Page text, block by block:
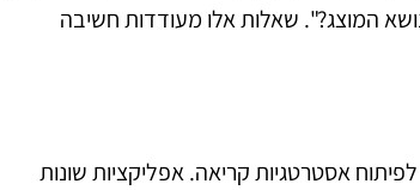
המוצג?". שאלות אלו מעודדות חשיבה
אסטרטגיות קריאה. אפליקציות שונות